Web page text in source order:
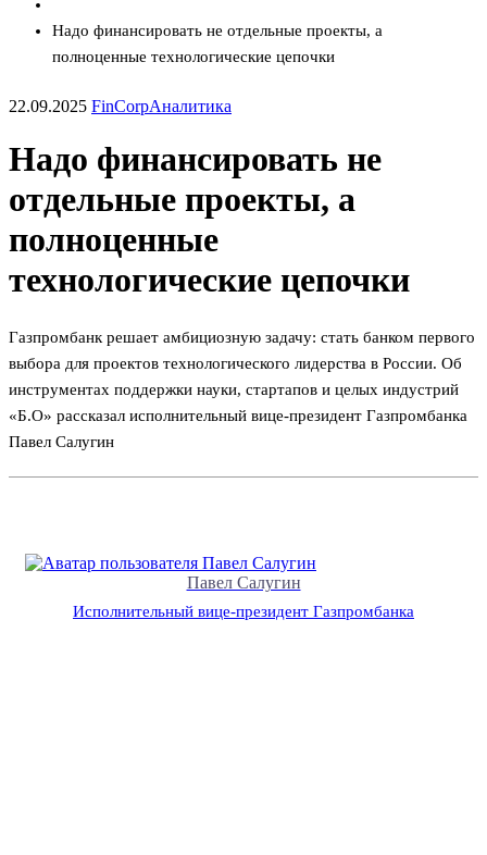
Надо финансировать не отдельные проекты, а
полноценные технологические цепочки
22.09.2025 FinCorpАналитика
Надо финансировать не
отдельные проекты, а
полноценные
технологические цепочки
Газпромбанк решает амбициозную задачу: стать банком первого
выбора для проектов технологического лидерства в России. Об
инструментах поддержки науки, стартапов и целых индустрий
«Б.О» рассказал исполнительный вице-президент Газпромбанка
Павел Салугин
Павел Салугин
Исполнительный вице-президент Газпромбанка